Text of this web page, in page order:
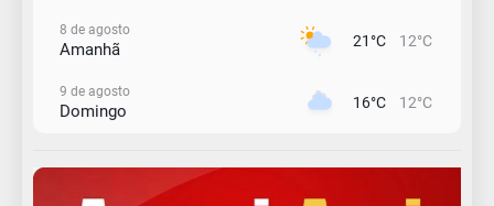
8 de agosto
Amanhã 21°C 12°C
9 de agosto
Domingo 16°C 12°C
Segunda-Feira 15°C 11°C